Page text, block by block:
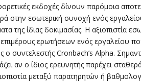
εκδοχές δίνουν παρόμοια
στην εσωτερική συνοχή ενός
της ίδιας δοκιμασίας. Η αξιοπιστία
ερωτήσεων ενός εργαλείου
ο συντελεστής Cronbach’s Alpha.
αν ο ίδιος ερευνητής παρέχει
μεταξύ παρατηρητών ή